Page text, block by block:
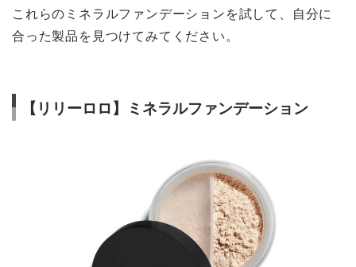
これらのミネラルファンデーションを試して、自分に
合った製品を見つけてみてください。
【リリーロロ】ミネラルファンデーション